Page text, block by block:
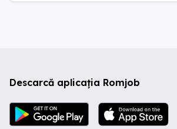
Descarcă aplicația Romjob